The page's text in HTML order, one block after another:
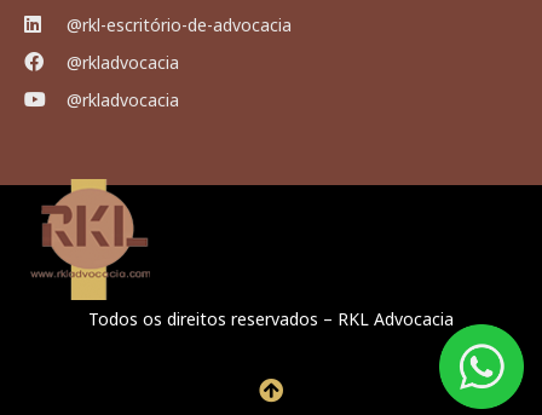
@rkl-escritório-de-advocacia
@rkladvocacia
@rkladvocacia
Todos os direitos reservados – RKL Advocacia